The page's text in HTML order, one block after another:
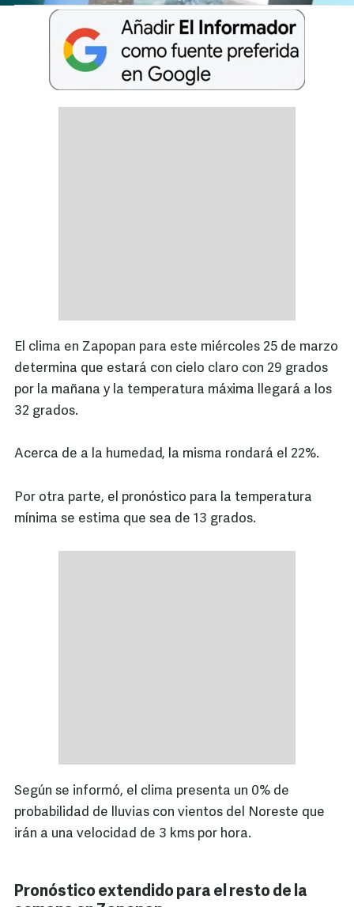
El clima en Zapopan para este miércoles 25 de marzo
determina que estará con cielo claro con 29 grados
por la mañana y la temperatura máxima llegará a los
32 grados.
Acerca de a la humedad, la misma rondará el 22%.
Por otra parte, el pronóstico para la temperatura
mínima se estima que sea de 13 grados.
Según se informó, el clima presenta un 0% de
probabilidad de lluvias con vientos del Noreste que
irán a una velocidad de 3 kms por hora.
Pronóstico extendido para el resto de la